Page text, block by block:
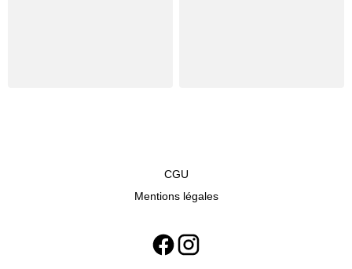
CGU
Mentions légales